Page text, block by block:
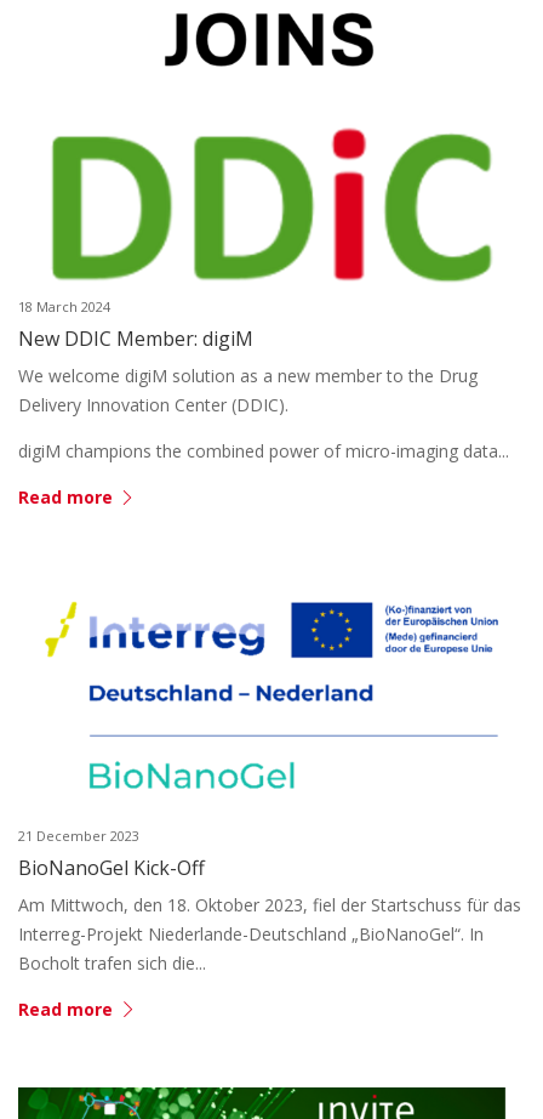
18 March 2024
New DDIC Member: digiM
We welcome digiM solution as a new member to the Drug
Delivery Innovation Center (DDIC).
digiM champions the combined power of micro-imaging data...
Read more
21 December 2023
BioNanoGel Kick-Off
Am Mittwoch, den 18. Oktober 2023, fiel der Startschuss für das
Interreg-Projekt Niederlande-Deutschland „BioNanoGel“. In
Bocholt trafen sich die...
Read more